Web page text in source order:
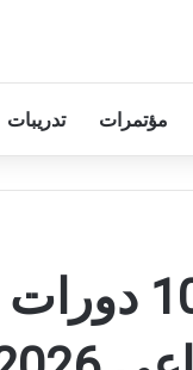
مؤتمرات تدريبات
أفضل 10